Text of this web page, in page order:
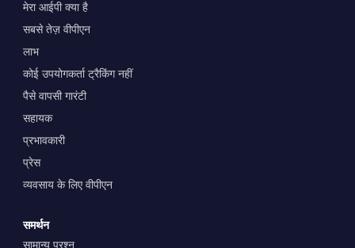
मेरा आईपी क्या है
सबसे तेज़ वीपीएन
लाभ
कोई उपयोगकर्ता ट्रैकिंग नहीं
पैसे वापसी गारंटी
सहायक
प्रभावकारी
प्रेस
व्यवसाय के लिए वीपीएन
समर्थन
सामान्य प्रश्न